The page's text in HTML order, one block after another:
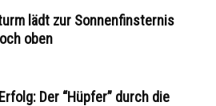
lädt zur Sonnenfinsternis
oben
Der “Hüpfer” durch die